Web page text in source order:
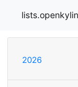
2026